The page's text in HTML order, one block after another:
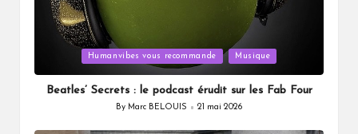
in
Humanvibes vous recommande Musique
Beatles’ Secrets : le podcast érudit sur les Fab Four
Posted
By Marc BELOUIS 21 mai 2026